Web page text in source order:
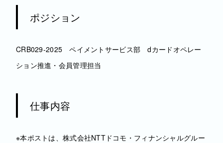
ポジション
CRB029-2025 ペイメントサービス部 dカードオペレー
ション推進・会員管理担当
仕事内容
※本ポストは、株式会社NTTドコモ・フィナンシャルグルー